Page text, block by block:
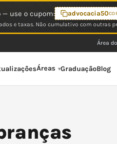
— use o cupom: advocacia50
e taxas. Não cumulativo com outras
Área
Áreas GraduaçãoBlog